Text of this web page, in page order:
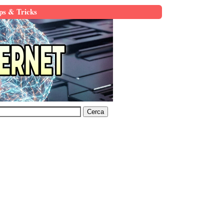
& Tricks